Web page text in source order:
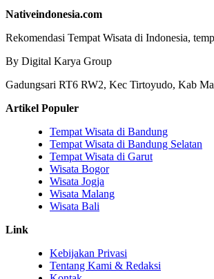
Nativeindonesia.com
Rekomendasi Tempat Wisata di Indonesia,
By Digital Karya Group
Gadungsari RT6 RW2, Kec Tirtoyudo, Kab
Artikel Populer
Tempat Wisata di Bandung
Tempat Wisata di Bandung Selatan
Tempat Wisata di Garut
Wisata Bogor
Wisata Jogja
Wisata Malang
Wisata Bali
Link
Kebijakan Privasi
Tentang Kami & Redaksi